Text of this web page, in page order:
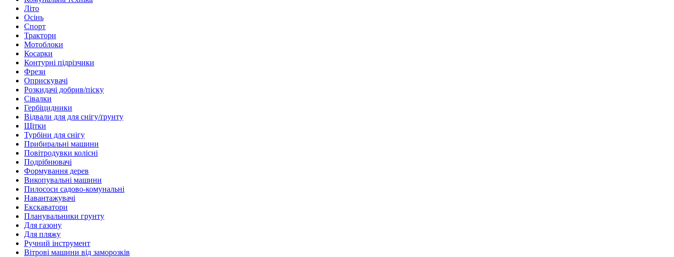
Літо
Осінь
Спорт
Трактори
Мотоблоки
Косарки
Контурні підрізчики
Фрези
Оприскувачі
Розкидачі добрив/піску
Сівалки
Гербіцидники
Відвали для для снігу/ґрунту
Щітки
Турбіни для снігу
Прибиральні машини
Повітродувки колісні
Подрібнювачі
Формування дерев
Викопувальні машини
Пилососи садово-комунальні
Навантажувачі
Екскаватори
Планувальники грунту
Для газону
Для пляжу
Ручний інструмент
Вітрові машини від заморозків